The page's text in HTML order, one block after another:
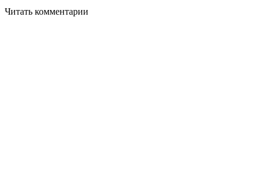
Читать комментарии